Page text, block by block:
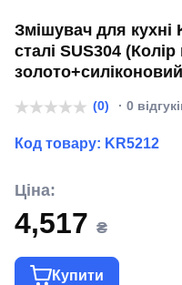
Змішувач для кухні
сталі SUS304
(0) · 0
Код товару: KR5212
Ціна:
4,517 ₴
Купити